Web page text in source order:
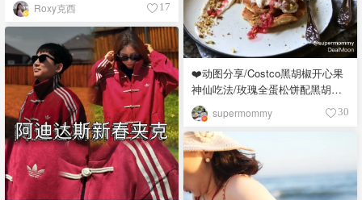
Roxy克西 17
❤️动图分享/Costco黑胡椒开心果
神仙吃法/玫瑰全蛋松饼配黑胡椒
开心果碎太惊艳😍
supermommy 30